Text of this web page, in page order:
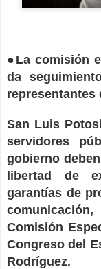
● La comisión
da
representantes
San Luis
servidores
gobierno
libertad de
garantías de
Comisión
Congreso del
Rodríguez.